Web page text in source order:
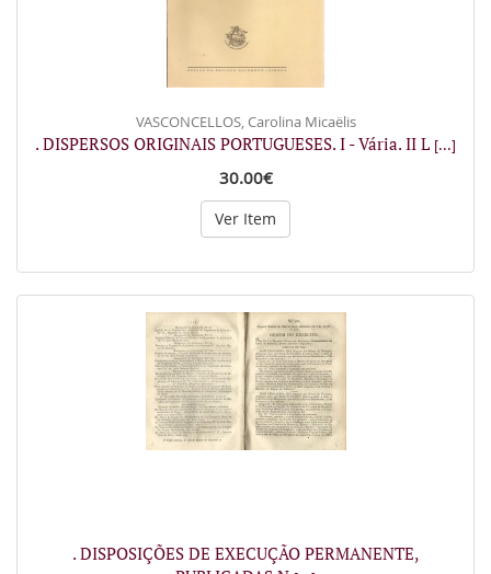
VASCONCELLOS, Carolina Micaëlis
. DISPERSOS ORIGINAIS PORTUGUESES. I - Vária. II L [...]
30.00€
Ver Item
. DISPOSIÇÕES DE EXECUÇÃO PERMANENTE,